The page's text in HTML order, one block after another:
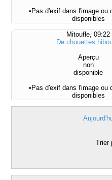
•Pas d'exif dans l'image ou
disponibles
Mitoufle, 09:22
De chouettes
Aperçu
non
disponible
•Pas d'exif dans l'image ou
disponibles
Trier